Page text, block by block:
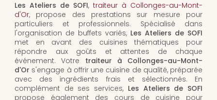
Les Ateliers de SOFI, traiteur à Collonges-au-Mont-
d'Or, propose des prestations sur mesure pour
particuliers et professionnels. Spécialisé dans
l'organisation de buffets variés, Les Ateliers de SOFI
met en avant des cuisines thématiques pour
répondre aux goûts et attentes de chaque
événement. Votre traiteur à Collonges-au-Mont-
d'Or s'engage à offrir une cuisine de qualité, préparée
avec des ingrédients frais et sélectionnés. En
complément de ses services, Les Ateliers de SOFI
propose également des cours de cuisine pour